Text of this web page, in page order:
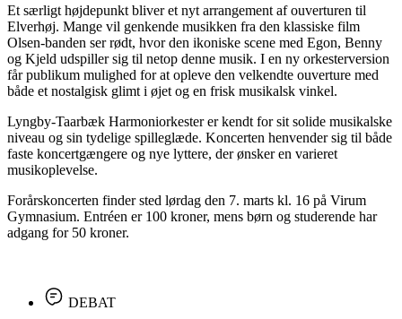
Et særligt højdepunkt bliver et nyt arrangement af ouverturen til
Elverhøj. Mange vil genkende musikken fra den klassiske film
Olsen-banden ser rødt, hvor den ikoniske scene med Egon, Benny
og Kjeld udspiller sig til netop denne musik. I en ny orkesterversion
får publikum mulighed for at opleve den velkendte ouverture med
både et nostalgisk glimt i øjet og en frisk musikalsk vinkel.
Lyngby-Taarbæk Harmoniorkester er kendt for sit solide musikalske
niveau og sin tydelige spilleglæde. Koncerten henvender sig til både
faste koncertgængere og nye lyttere, der ønsker en varieret
musikoplevelse.
Forårskoncerten finder sted lørdag den 7. marts kl. 16 på Virum
Gymnasium. Entréen er 100 kroner, mens børn og studerende har
adgang for 50 kroner.
DEBAT